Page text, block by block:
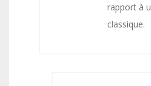
rapport à
classique.